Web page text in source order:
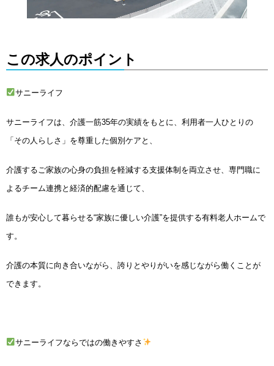
この求人のポイント
サニーライフ
サニーライフは、介護一筋35年の実績をもとに、利用者一人ひとりの
「その人らしさ」を尊重した個別ケアと、
介護するご家族の心身の負担を軽減する支援体制を両立させ、専門職に
よるチーム連携と経済的配慮を通じて、
誰もが安心して暮らせる“家族に優しい介護”を提供する有料老人ホームで
す。
介護の本質に向き合いながら、誇りとやりがいを感じながら働くことが
できます。
サニーライフならではの働きやすさ